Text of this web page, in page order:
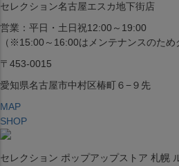
セレクション名古屋エスカ地下街店
営業：平日・土日祝12:00～19:00
（※15:00～16:00はメンテナンスのため
〒453-0015
愛知県名古屋市中村区椿町６−９先
MAP
SHOP
セレクション ポップアップストア 札幌